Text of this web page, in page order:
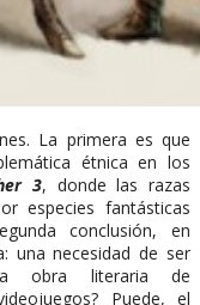
La primera es que
étnica en los
3, donde las razas
especies fantásticas
conclusión, en
una necesidad de ser
obra literaria de
Puede, el